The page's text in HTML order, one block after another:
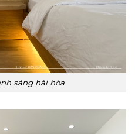
sáng hài hòa